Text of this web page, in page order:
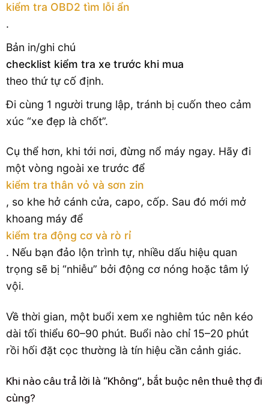
kiểm tra OBD2 tìm lỗi ẩn
.
Bản in/ghi chú
checklist kiểm tra xe trước khi mua
theo thứ tự cố định.
Đi cùng 1 người trung lập, tránh bị cuốn theo cảm
xúc “xe đẹp là chốt”.
Cụ thể hơn, khi tới nơi, đừng nổ máy ngay. Hãy đi
một vòng ngoài xe trước để
kiểm tra thân vỏ và sơn zin
, so khe hở cánh cửa, capo, cốp. Sau đó mới mở
khoang máy để
kiểm tra động cơ và rò rỉ
. Nếu bạn đảo lộn trình tự, nhiều dấu hiệu quan
trọng sẽ bị “nhiễu” bởi động cơ nóng hoặc tâm lý
vội.
Về thời gian, một buổi xem xe nghiêm túc nên kéo
dài tối thiểu 60–90 phút. Buổi nào chỉ 15–20 phút
rồi hối đặt cọc thường là tín hiệu cần cảnh giác.
Khi nào câu trả lời là “Không”, bắt buộc nên thuê thợ đi
cùng?